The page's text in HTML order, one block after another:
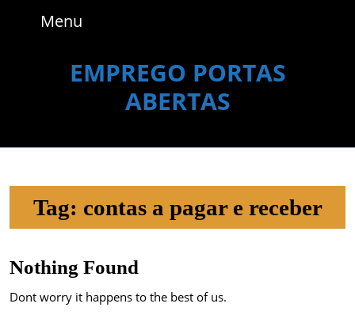
Menu
EMPREGO PORTAS
ABERTAS
Tag: contas a pagar e receber
Nothing Found
Dont worry it happens to the best of us.